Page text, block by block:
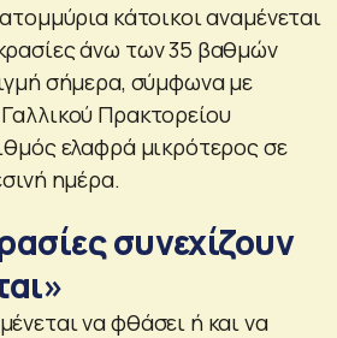
κάτοικοι αναμένεται
άνω των 35 βαθμών
σήμερα, σύμφωνα με
Πρακτορείου
ελαφρά μικρότερος σε
ημέρα.
συνεχίζουν
να φθάσει ή και να